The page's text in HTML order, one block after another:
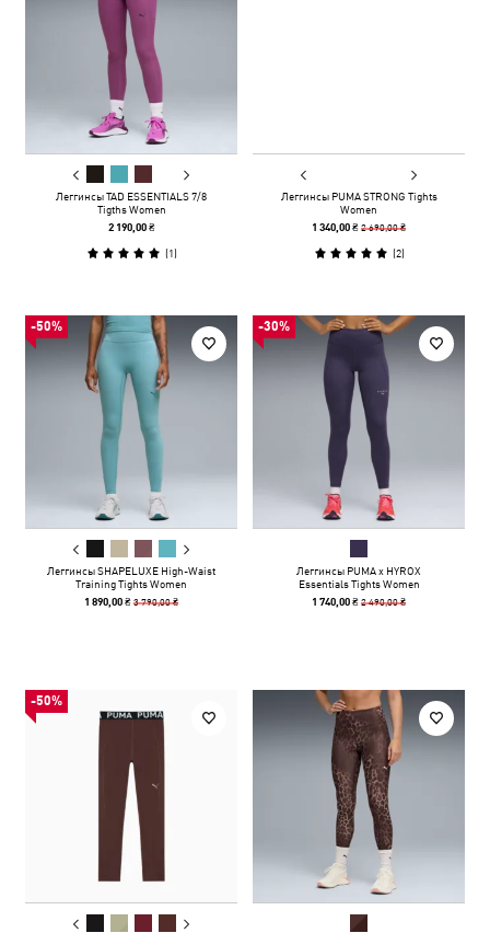
Леггинсы TAD ESSENTIALS 7/8
Tigths Women
2 190,00 ₴
(1)
Леггинсы PUMA STRONG Tights
Women
1 340,00 ₴2 690,00 ₴
(2)
-50%
Леггинсы SHAPELUXE High-Waist
Training Tights Women
1 890,00 ₴3 790,00 ₴
-30%
Леггинсы PUMA x HYROX
Essentials Tights Women
1 740,00 ₴2 490,00 ₴
-50%